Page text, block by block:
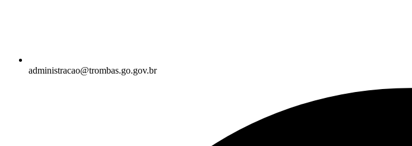
administracao@trombas.go.gov.br